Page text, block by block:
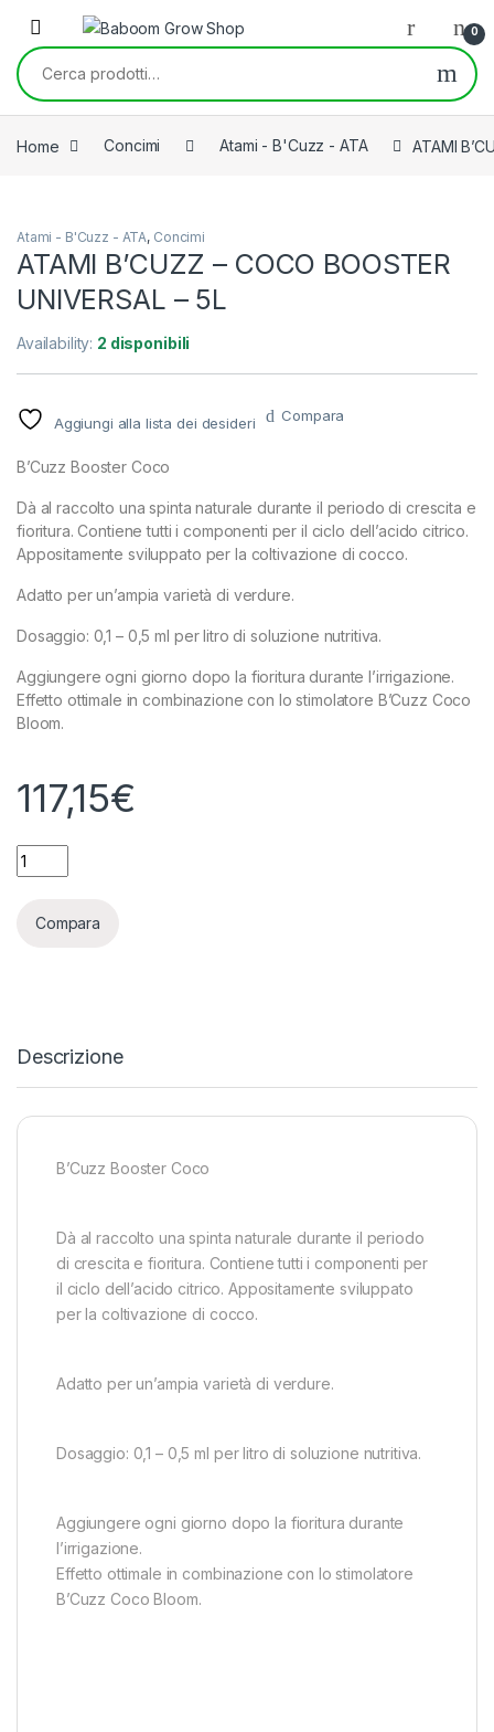
Skip to navigation
Skip to content
0
Cerca:
Home Concimi Atami - B'Cuzz - ATA ATAMI
Atami - B'Cuzz - ATA, Concimi
ATAMI B’CUZZ – COCO BOOSTER
UNIVERSAL – 5L
Availability: 2 disponibili
Aggiungi alla lista dei desideri Compara
B’Cuzz Booster Coco
Dà al raccolto una spinta naturale durante il periodo di crescita e
fioritura. Contiene tutti i componenti per il ciclo dell’acido citrico.
Appositamente sviluppato per la coltivazione di cocco.
Adatto per un’ampia varietà di verdure.
Dosaggio: 0,1 – 0,5 ml per litro di soluzione nutritiva.
Aggiungere ogni giorno dopo la fioritura durante l’irrigazione.
Effetto ottimale in combinazione con lo stimolatore B’Cuzz Coco
Bloom.
117,15€
ATAMI B'CUZZ - COCO BOOSTER UNIVERSAL - 5L quantity
Compara
Descrizione
B’Cuzz Booster Coco
Dà al raccolto una spinta naturale durante il periodo
di crescita e fioritura. Contiene tutti i componenti per
il ciclo dell’acido citrico. Appositamente sviluppato
per la coltivazione di cocco.
Adatto per un’ampia varietà di verdure.
Dosaggio: 0,1 – 0,5 ml per litro di soluzione nutritiva.
Aggiungere ogni giorno dopo la fioritura durante
l’irrigazione.
Effetto ottimale in combinazione con lo stimolatore
B’Cuzz Coco Bloom.